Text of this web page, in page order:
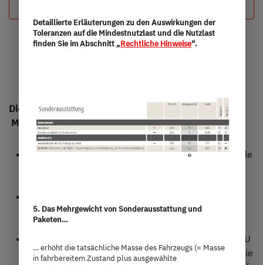
Die wichtigsten Merkmale der Dethleffs c’go & c’go up
Modelle:
Kompakte Maße & geringes Gewicht: perfekt für viele
Campingausrüstung und Gepäck
Serienmäßig digital vernetzt: mit der innovativen SIU
(System Information Unit) hast du Fahrzeugdaten wie
Detaillierte Erläuterungen zu den Auswirkungen der
Toleranzen auf die Mindestnutzlast und die Nutzlast
finden Sie im Abschnitt „Rechtliche Hinweise“.
5. Das Mehrgewicht von Sonderausstattung und
Paketen…
… erhöht die tatsächliche Masse des Fahrzeugs (= Masse
in fahrbereitem Zustand plus ausgewählte